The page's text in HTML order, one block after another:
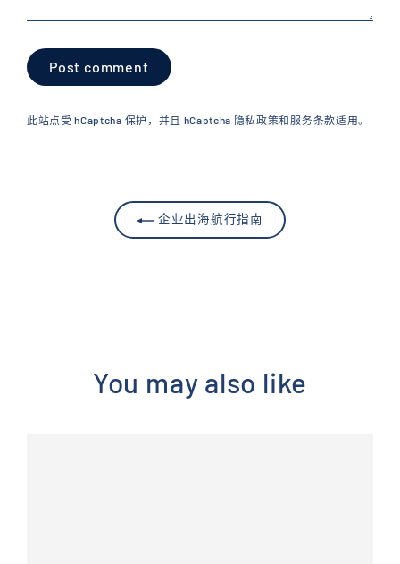
Post
comment
此站点受 hCaptcha 保护，并且 hCaptcha 隐私政策和 服务条款适用。
企业出海航行指南
You may also like